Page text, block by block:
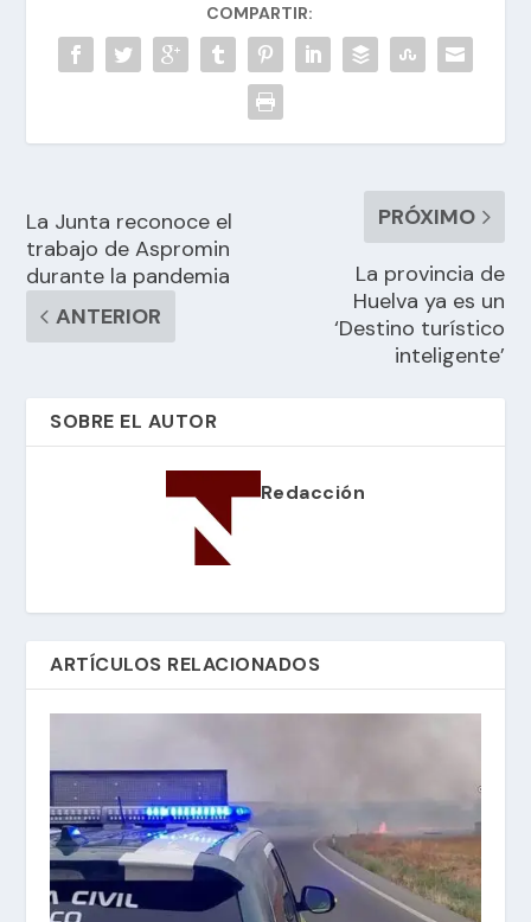
COMPARTIR:
La Junta reconoce el
trabajo de Aspromin
durante la pandemia
ANTERIOR
PRÓXIMO
La provincia de
Huelva ya es un
‘Destino turístico
inteligente’
SOBRE EL AUTOR
Redacción
ARTÍCULOS RELACIONADOS